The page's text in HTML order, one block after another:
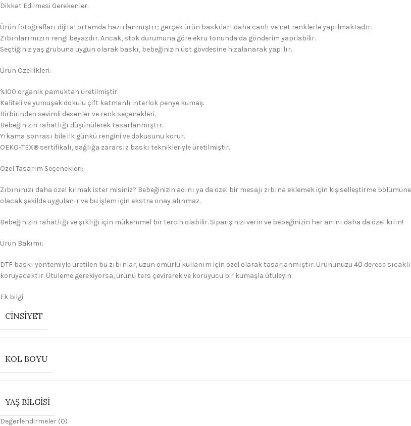
Dikkat Edilmesi Gerekenler:
Ürün fotoğrafları dijital ortamda hazırlanmıştır; gerçek ürün baskıları daha canlı ve net renklerle yapılmaktadır.
Zıbınlarımızın rengi beyazdır. Ancak, stok durumuna göre ekru tonunda da gönderim yapılabilir.
Seçtiğiniz yaş grubuna uygun olarak baskı, bebeğinizin üst gövdesine hizalanarak yapılır.
Ürün Özellikleri:
%100 organik pamuktan üretilmiştir.
Kaliteli ve yumuşak dokulu çift katmanlı interlok penye kumaş.
Birbirinden sevimli desenler ve renk seçenekleri.
Bebeğinizin rahatlığı düşünülerek tasarlanmıştır.
Yıkama sonrası bile ilk günkü rengini ve dokusunu korur.
OEKO-TEX® sertifikalı, sağlığa zararsız baskı teknikleriyle üretilmiştir.
Özel Tasarım Seçenekleri:
Zıbınınızı daha özel kılmak ister misiniz? Bebeğinizin adını ya da özel bir mesajı zıbına eklemek için kişiselleştirme
olacak şekilde uygulanır ve bu işlem için ekstra onay alınmaz.
Bebeğinizin rahatlığı ve şıklığı için mükemmel bir tercih olabilir. Siparişinizi verin ve bebeğinizin her anını daha da özel kılın!
Ürün Bakımı:
DTF baskı yöntemiyle üretilen bu zıbınlar, uzun ömürlü kullanım için özel olarak tasarlanmıştır. Ürününüzü 40 derece
koruyacaktır. Ütüleme gerekiyorsa, ürünü ters çevirerek ve koruyucu bir kumaşla ütüleyin.
Ek bilgi
CINSIYET
KOL BOYU
YAŞ BILGISI
Değerlendirmeler (0)